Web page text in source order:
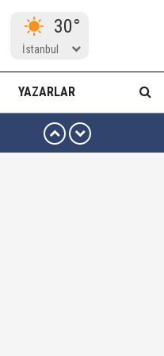
30°
İstanbul
YAZARLAR